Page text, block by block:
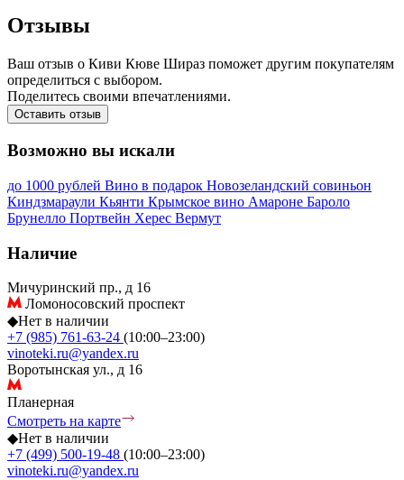
Отзывы
Ваш отзыв о Киви Кюве Шираз поможет другим покупателям
определиться с выбором.
Поделитесь своими впечатлениями.
Оставить отзыв
Возможно вы искали
до 1000 рублей Вино в подарок Новозеландский совиньон
Киндзмараули Кьянти Крымское вино Амароне Бароло
Брунелло Портвейн Херес Вермут
Наличие
Мичуринский пр., д 16
Ломоносовский проспект
◆Нет в наличии
+7 (985) 761-63-24 (10:00–23:00)
vinoteki.ru@yandex.ru
Воротынская ул., д 16
Планерная
Смотреть на карте
◆Нет в наличии
+7 (499) 500-19-48 (10:00–23:00)
vinoteki.ru@yandex.ru